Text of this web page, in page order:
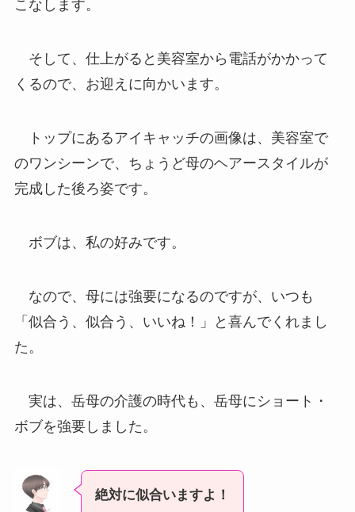
こなします。
そして、仕上がると美容室から電話がかかって
くるので、お迎えに向かいます。
トップにあるアイキャッチの画像は、美容室で
のワンシーンで、ちょうど母のヘアースタイルが
完成した後ろ姿です。
ボブは、私の好みです。
なので、母には強要になるのですが、いつも
「似合う、似合う、いいね！」と喜んでくれまし
た。
実は、岳母の介護の時代も、岳母にショート・
ボブを強要しました。
絶対に似合いますよ！